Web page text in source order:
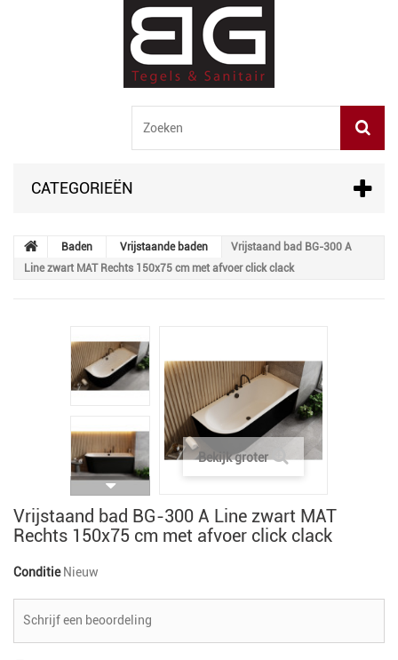
CATEGORIEËN
Baden Vrijstaande baden
Vrijstaand bad BG-300 A
Line zwart MAT Rechts 150x75 cm met afvoer click clack
Bekijk groter
Vrijstaand bad BG-300 A Line zwart MAT
Rechts 150x75 cm met afvoer click clack
Conditie Nieuw
Schrijf een beoordeling